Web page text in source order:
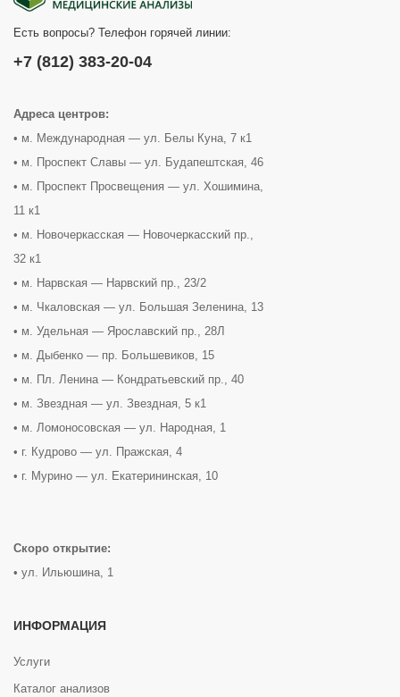
Есть вопросы? Телефон горячей линии:
+7 (812) 383-20-04
Адреса центров:
• м. Международная — ул. Белы Куна, 7 к1
• м. Проспект Славы — ул. Будапештская, 46
• м. Проспект Просвещения — ул. Хошимина,
11 к1
• м. Новочеркасская — Новочеркасский пр.,
32 к1
• м. Нарвская — Нарвский пр., 23/2
• м. Чкаловская — ул. Большая Зеленина, 13
• м. Удельная — Ярославский пр., 28Л
• м. Дыбенко — пр. Большевиков, 15
• м. Пл. Ленина — Кондратьевский пр., 40
• м. Звездная — ул. Звездная, 5 к1
• м. Ломоносовская — ул. Народная, 1
• г. Кудрово — ул. Пражская, 4
• г. Мурино — ул. Екатерининская, 10
Скоро открытие:
• ул. Ильюшина, 1
ИНФОРМАЦИЯ
Услуги
Каталог анализов